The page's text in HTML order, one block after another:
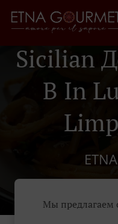
Sicilian
В In
Мы предлагаем